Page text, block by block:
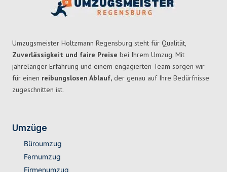
Umzugsmeister Holtzmann Regensburg steht für Qualität,
Zuverlässigkeit und faire Preise bei Ihrem Umzug. Mit
jahrelanger Erfahrung und einem engagierten Team sorgen wir
für einen reibungslosen Ablauf, der genau auf Ihre Bedürfnisse
zugeschnitten ist.
Umzüge
Büroumzug
Fernumzug
Firmenumzug